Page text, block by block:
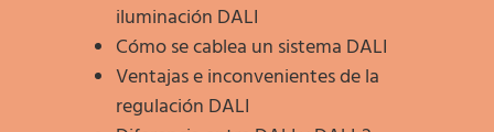
iluminación DALI
Cómo se cablea un sistema DALI
Ventajas e inconvenientes de la
regulación DALI